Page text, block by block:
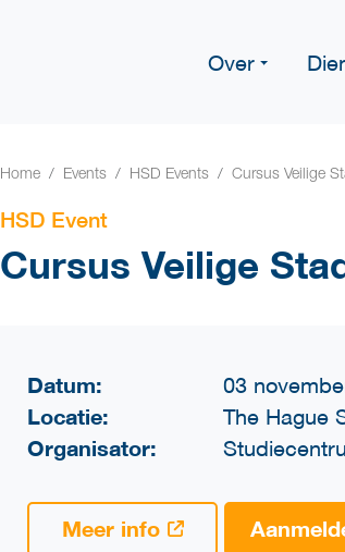
Over
Home Events HSD Events Cursus Veilige
HSD Event
Cursus Veilige
Datum: 03
Locatie: The Hague
Organisator:
Meer info